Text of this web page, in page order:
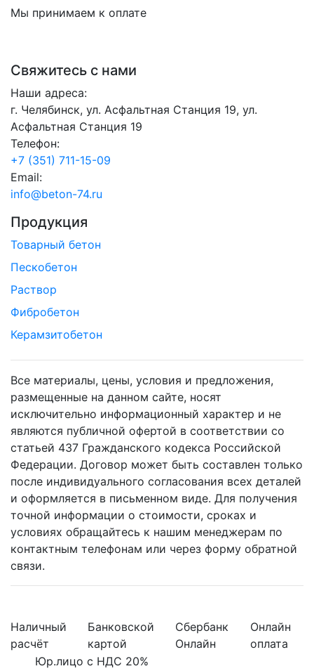
Мы принимаем к оплате
Свяжитесь с нами
Наши адреса:
г. Челябинск, ул. Асфальтная Станция 19, ул.
Асфальтная Станция 19
Телефон:
+7 (351) 711-15-09
Email:
info@beton-74.ru
Продукция
Товарный бетон
Пескобетон
Раствор
Фибробетон
Керамзитобетон
Все материалы, цены, условия и предложения,
размещенные на данном сайте, носят
исключительно информационный характер и не
являются публичной офертой в соответствии со
статьей 437 Гражданского кодекса Российской
Федерации. Договор может быть составлен только
после индивидуального согласования всех деталей
и оформляется в письменном виде. Для получения
точной информации о стоимости, сроках и
условиях обращайтесь к нашим менеджерам по
контактным телефонам или через форму обратной
связи.
Наличный
расчёт
Банковской
картой
Сбербанк
Онлайн
Онлайн
оплата
Юр.лицо с НДС 20%